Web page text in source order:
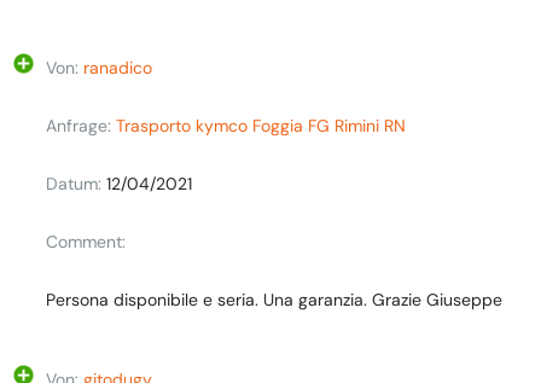
Von: ranadico
Anfrage: Trasporto kymco Foggia FG Rimini RN
Datum: 12/04/2021
Comment:
Persona disponibile e seria. Una garanzia. Grazie Giuseppe